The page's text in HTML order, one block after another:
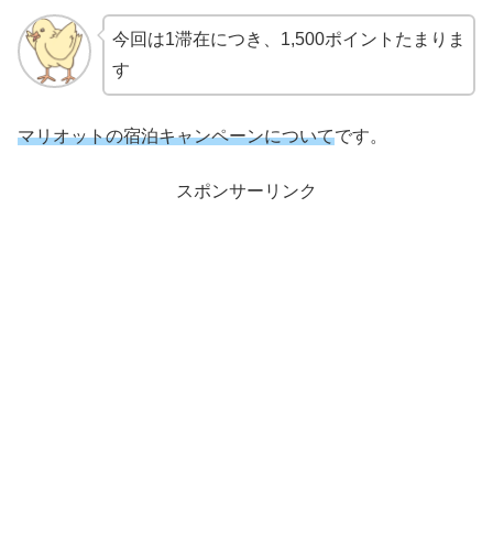
今回は1滞在につき、1,500ポイントたまりま
す
マリオットの宿泊キャンペーンについてです。
スポンサーリンク